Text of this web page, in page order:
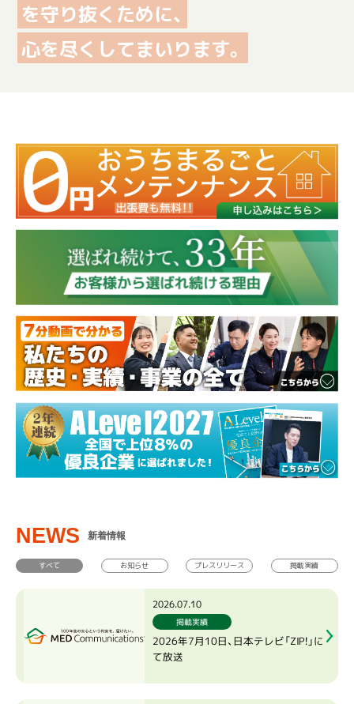
を守り抜くために、
心を尽くしてまいります。
NEWS 新着情報
すべて お知らせ プレスリリース 掲載実績
2026.07.10
掲載実績
2026年7月10日、日本テレビ「ZIP！」に
て放送